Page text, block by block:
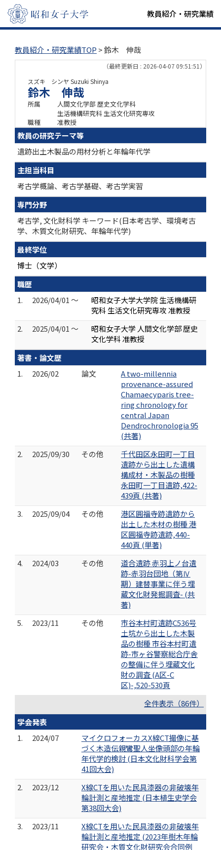
教員紹介・研究業績
教員紹介・研究業績TOP > 鈴木 伸哉
（最終更新日 : 2026-04-07 09:51:51）
スズキ シンヤ Suzuki Shinya
鈴木 伸哉
所属
人間文化学部 歴史文化学科
生活機構研究科 生活文化研究専攻
職種
准教授
教員の研究テーマ等
遺跡出土木製品の用材分析と年輪年代学
主担当科目
考古学概論、考古学基礎、考古学実習
専門分野
考古学, 文化財科学 キーワード(日本考古学、環境考古
学、木質文化財研究、年輪年代学)
最終学位
博士（文学）
職歴
1.
2026/04/01 ～
昭和女子大学大学院 生活機構研
究科 生活文化研究専攻 准教授
2.
2025/04/01 ～
昭和女子大学 人間文化学部 歴史
文化学科 准教授
著書・論文歴
1.
2026/02 論文
A two-millennia
provenance-assured
Chamaecyparis tree-
ring chronology for
central Japan
Dendrochronologia 95
(共著)
2.
2025/09/30 その他
千代田区永田町一丁目
遺跡から出土した遺構
構成材・木製品の樹種
永田町一丁目遺跡,422-
439頁 (共著)
3.
2025/09/04 その他
港区圓福寺跡遺跡から
出土した木材の樹種 港
区圓福寺跡遺跡,440-
440頁 (単著)
4.
2024/03 その他
道合遺跡 赤羽上ノ台遺
跡-赤羽台団地（第Ⅳ
期）建替事業に伴う埋
蔵文化財発掘調査- (共
著)
5.
2023/11 その他
市谷本村町遺跡C536号
土坑から出土した木製
品の樹種 市谷本村町遺
跡-市ヶ谷警察総合庁舎
の整備に伴う埋蔵文化
財の調査 (A区-C
区)-,520-530頁
全件表示（86件）
学会発表
1.
2024/07
マイクロフォーカスX線CT撮像に基
づく木造伝親鸞聖人坐像頭部の年輪
年代学的検討 (日本文化財科学会第
41回大会)
2.
2023/12
X線CTを用いた民具漆器の非破壊年
輪計測と産地推定 (日本植生史学会
第38回大会)
3.
2023/11
X線CTを用いた民具漆器の非破壊年
輪計測と産地推定 (2023年樹木年輪
研究会・木質文化財研究会合同例